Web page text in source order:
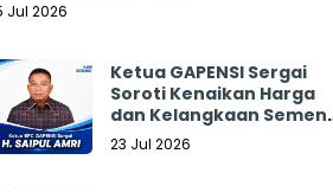
Jul 2026
Ketua GAPENSI Sergai
Soroti Kenaikan Harga
dan Kelangkaan Semen,
Minta Pemerintah
23 Jul 2026